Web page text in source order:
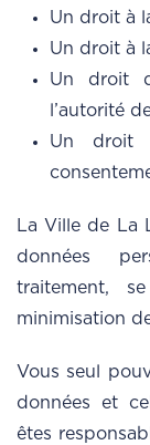
Un droit à
Un droit à
Un droit
l’autorité
Un droit
La Ville de La
données
traitement,
minimisation
Vous seul
données et
êtes